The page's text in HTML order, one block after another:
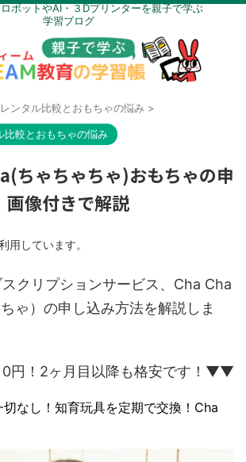
ボットやAI・３Dプリンターを親子で学ぶ
学習ブログ
ンタル比較とおもちゃの悩み >
比較とおもちゃの悩み
ちゃちゃちゃ)おもちゃの申
画像付きで解説
用しています。
クリプションサービス、Cha Cha
ゃ）の申し込み方法を解説しま
円！2ヶ月目以降も格安です！▼▼
なし！知育玩具を定期で交換！Cha